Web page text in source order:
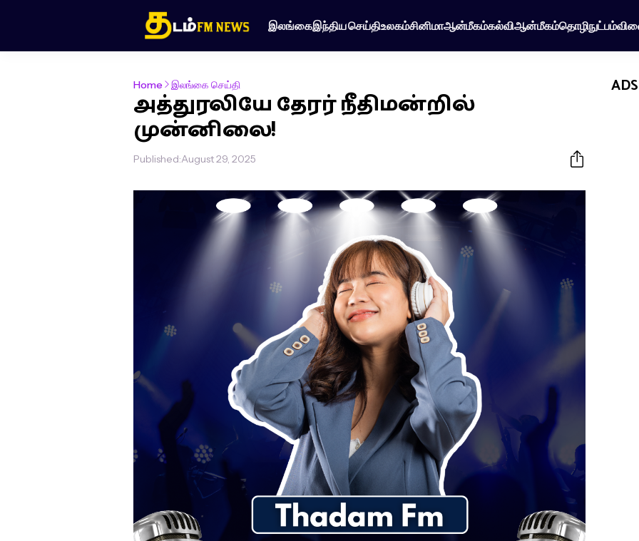
இலங்கைஇந்திய செய்திஉலகம்சினிமாஆன்மீகம்கல்விஆன்மீகம்தொழிநுட்பம்
Home இலங்கை செய்தி
அத்துரலியே தேரர் நீதிமன்றில்
முன்னிலை!
Published:August 29, 2025
ADS